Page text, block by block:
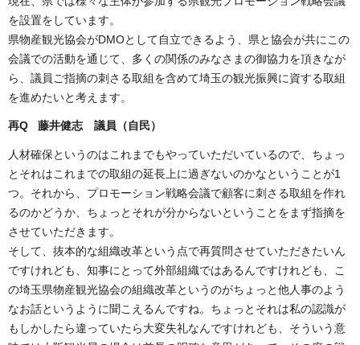
を設置をしています。
県物産観光協会がDMOとして自立できるよう、県と協会が共にこの
会議での活動を通じて、多くの関係のみなさまの御協力を頂きなが
ら、議員ご指摘の刺さる取組を含めて埼玉の観光振興に資する取組
を進めたいと考えます。
再Q 藤井健志議員（自民）
人材確保というのはこれまでもやっていただいているので、ちょっ
とそれはこれまでの取組の延長上に過ぎないのかなということが1
つ。それから、プロモーション戦略会議で顧客に刺さる取組を作れ
るのかどうか、ちょっとそれが分からないということをまず指摘を
させていただきます。
そして、抜本的な組織改革という点で再質問させていただきたいん
ですけれども、知事にとって外部組織ではあるんですけれども、こ
の埼玉県物産観光協会の組織改革というのがちょっと他人事のよう
なお話というように聞こえるんですね。ちょっとそれは私の認識が
もしかしたら違っていたら大変失礼なんですけれども、そういう意